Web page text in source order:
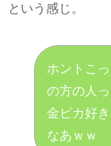
という感じ。
ホントこ
の方の人
金ピカ好
なあｗｗ